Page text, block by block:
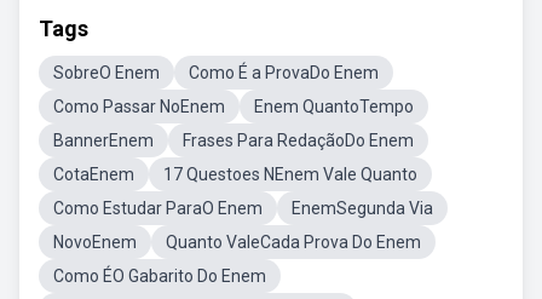
Tags
SobreO Enem
Como É a ProvaDo Enem
Como Passar NoEnem
Enem QuantoTempo
BannerEnem
Frases Para RedaçãoDo Enem
CotaEnem
17 Questoes NEnem Vale Quanto
Como Estudar ParaO Enem
EnemSegunda Via
NovoEnem
Quanto ValeCada Prova Do Enem
Como ÉO Gabarito Do Enem